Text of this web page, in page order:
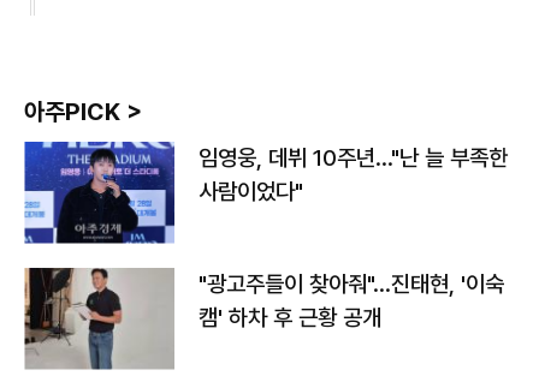
아주PICK >
임영웅, 데뷔 10주년…"난 늘 부족한
사람이었다"
"광고주들이 찾아줘"…진태현, '이숙
캠' 하차 후 근황 공개